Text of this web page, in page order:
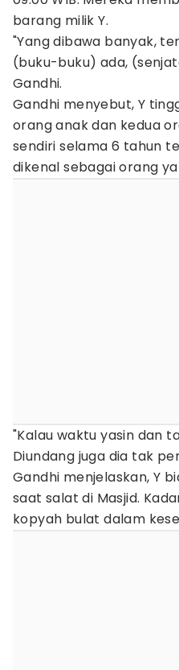
barang milik Y.
"Yang dibawa banyak,
(buku-buku) ada,
Gandhi.
Gandhi menyebut, Y
orang anak dan kedua
sendiri selama 6 tahun
dikenal sebagai orang
"Kalau waktu yasin dan
Diundang juga dia tak
Gandhi menjelaskan, Y
saat salat di Masjid.
kopyah bulat dalam